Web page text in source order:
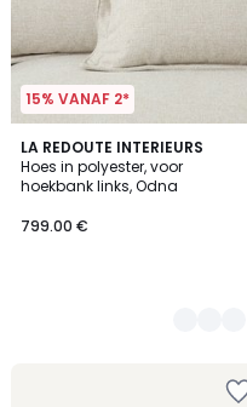
15% VANAF 2*
LA REDOUTE INTERIEURS
Hoes in polyester, voor
hoekbank links, Odna
799.00 €
4
Kleuren